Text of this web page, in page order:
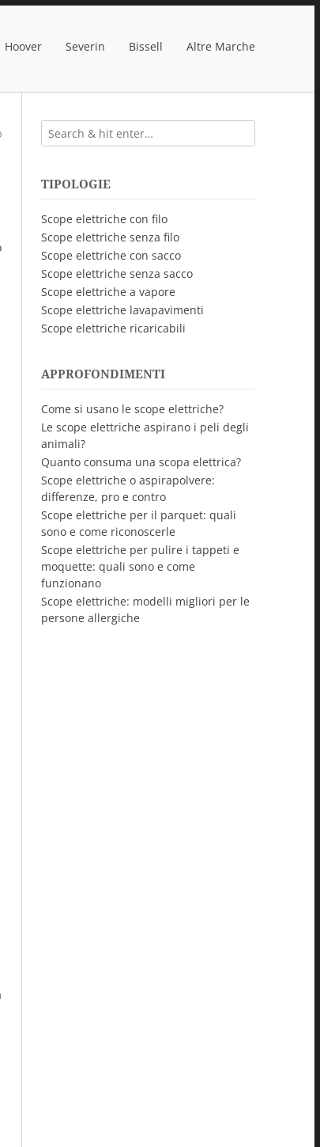
Hoover Severin Bissell Altre Marche
TIPOLOGIE
Scope elettriche con filo
Scope elettriche senza filo
Scope elettriche con sacco
Scope elettriche senza sacco
Scope elettriche a vapore
Scope elettriche lavapavimenti
Scope elettriche ricaricabili
APPROFONDIMENTI
Come si usano le scope elettriche?
Le scope elettriche aspirano i peli degli
animali?
Quanto consuma una scopa elettrica?
Scope elettriche o aspirapolvere:
differenze, pro e contro
Scope elettriche per il parquet: quali
sono e come riconoscerle
Scope elettriche per pulire i tappeti e
moquette: quali sono e come
funzionano
Scope elettriche: modelli migliori per le
persone allergiche